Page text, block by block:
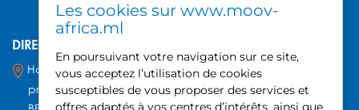
DIRECTION GÉNÉRALE MOOV AFRICA
Hamdallaye ACI 2000,
près du Palais des Sports
Les cookies sur www.moov-
africa.ml
En poursuivant votre navigation sur ce site,
vous acceptez l’utilisation de cookies
susceptibles de vous proposer des services et
offres adaptés à vos centres d’intérêts, ainsi que